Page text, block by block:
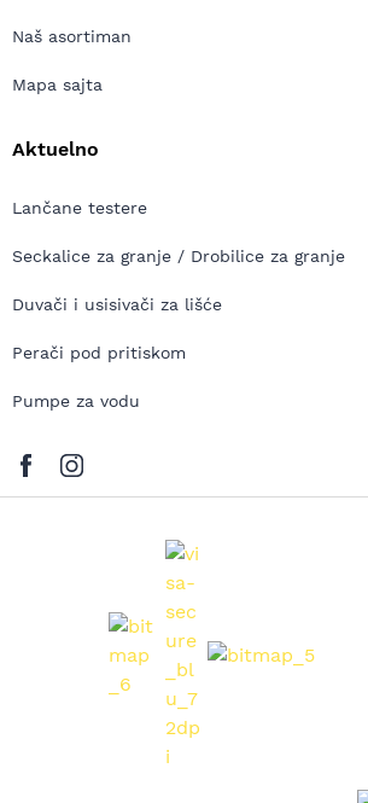
Naš asortiman
Mapa sajta
Aktuelno
Lančane testere
Seckalice za granje / Drobilice za granje
Duvači i usisivači za lišće
Perači pod pritiskom
Pumpe za vodu